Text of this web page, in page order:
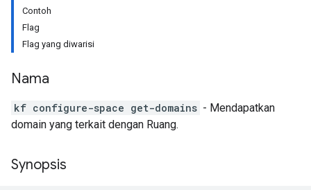
Contoh
Flag
Flag yang diwarisi
Nama
kf configure-space get-domains - Mendapatkan
domain yang terkait dengan Ruang.
Synopsis